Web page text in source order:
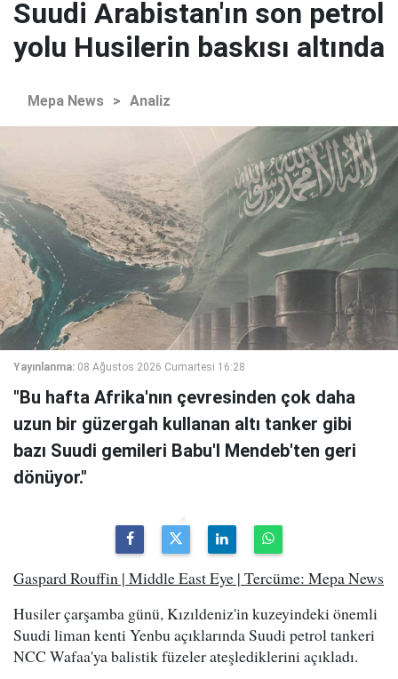
Suudi Arabistan'ın son petrol
yolu Husilerin baskısı altında
Mepa News > Analiz
Yayınlanma: 08 Ağustos 2026 Cumartesi 16:28
"Bu hafta Afrika'nın çevresinden çok daha
uzun bir güzergah kullanan altı tanker gibi
bazı Suudi gemileri Babu'l Mendeb'ten geri
dönüyor."
Gaspard Rouffin | Middle East Eye | Tercüme: Mepa News
Husiler çarşamba günü, Kızıldeniz'in kuzeyindeki önemli
Suudi liman kenti Yenbu açıklarında Suudi petrol tankeri
NCC Wafaa'ya balistik füzeler ateşlediklerini açıkladı.